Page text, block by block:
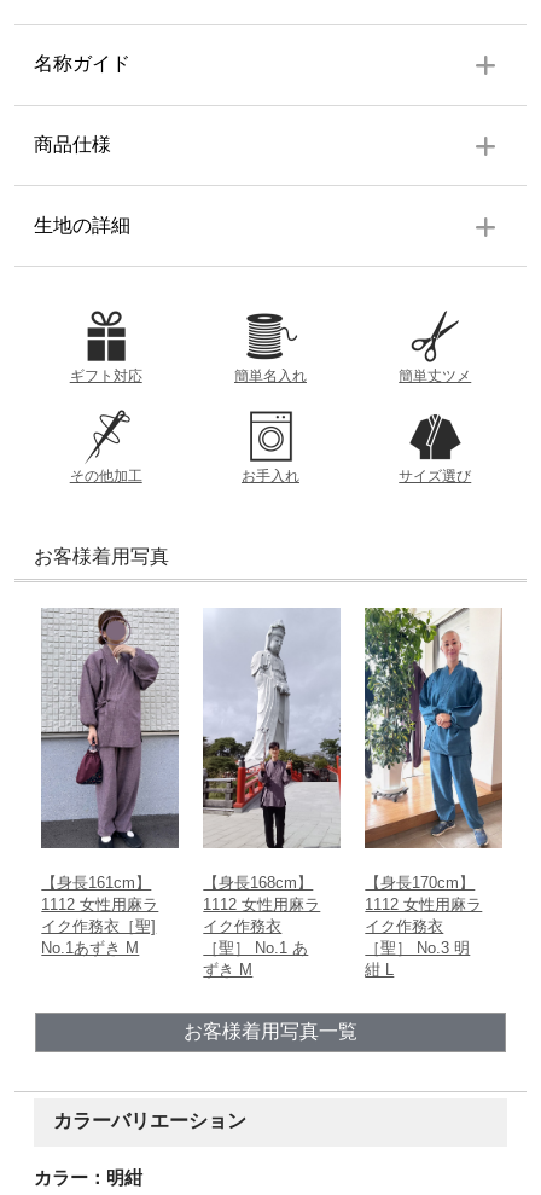
名称ガイド
裄丈
衿の中央から袖までの直線距離
ズボン丈
ウエストから裾までの直線距離
股下
内股合わせから内股の縫い目に沿った裾までの直線距離
ウエスト
胴回り一周の長さ
商品仕様
上着
上前身頃に内ポケット・下前身頃にファスナー付きポケッ
ト 袖ゴム・身八つ口・背当て・肩当て・両脇スリット有り
ズボン
ウエスト総ゴム・ウエスト共布紐・裾ゴム ポケット左右各1
個・右後ろポケット1個
ポリエステル 100%
洗濯機（ネット使用）
製造
日本
生地の詳細
参考重量 (Lサイズ)
約712g
透け感
あり
なし
おすすめの季節
春
夏 秋 冬
ギフト対応 簡単名入れ 簡単丈ツメ
その他加工 お手入れ サイズ選び
お客様着用写真
【身長161cm】
1112 女性用麻ラ
イク作務衣［聖]
No.1あずき M
【身長168cm】
1112 女性用麻ラ
イク作務衣
［聖］ No.1 あ
ずき M
【身長170cm】
1112 女性用麻ラ
イク作務衣
［聖］ No.3 明
紺 L
お客様着用写真一覧
カラーバリエーション
カラー：明紺